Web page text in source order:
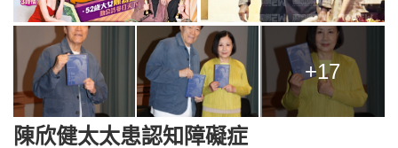
+17
陳欣健太太患認知障礙症